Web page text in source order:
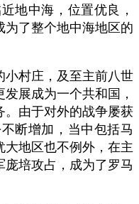
地中海，位置优良，
为了整个地中海地区的
小村庄，及至主前八世
展成为一个共和国，
。由于对外的战争屡获
断增加，当中包括马
地区也不例外，在主
培攻占，成为了罗马